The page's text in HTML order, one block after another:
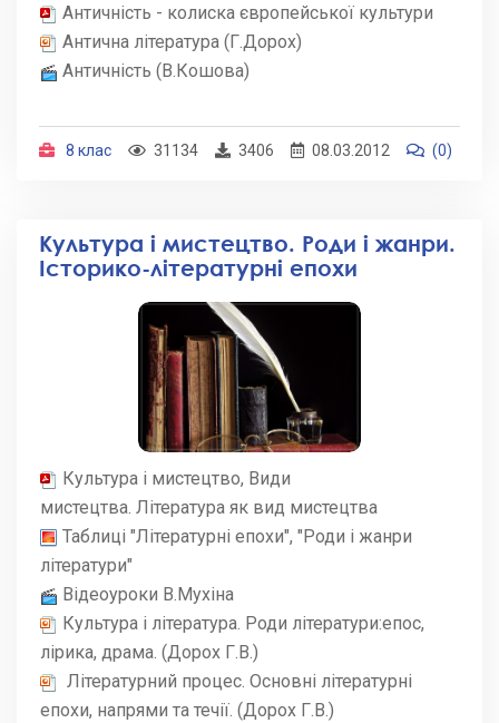
Античність - колиска європейської культури
Антична література (Г.Дорох)
Античність (В.Кошова)
8 клас 31134 3406 08.03.2012 (0)
Культура і мистецтво. Роди і жанри.
Історико-літературні епохи
Культура і мистецтво, Види
мистецтва. Література як вид мистецтва
Таблиці "Літературні епохи", "Роди і жанри
літератури"
Відеоуроки В.Мухіна
Культура і література. Роди літератури:епос,
лірика, драма. (Дорох Г.В.)
Літературний процес. Основні літературні
епохи, напрями та течії. (Дорох Г.В.)